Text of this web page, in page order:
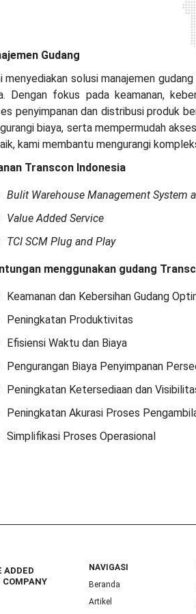
Gudang
menyediakan solusi manajemen
Dengan fokus pada keamanan,
penyimpanan dan distribusi produk
biaya, serta mempermudah
kami membantu mengurangi
Transcon Indonesia
Bulit Warehouse Management System
Value Added Service
TCI SCM Plug and Play
menggunakan gudang
Keamanan dan Kebersihan Gudang
Peningkatan Produktivitas
Efisiensi Waktu dan Biaya
Pengurangan Biaya Penyimpanan
Peningkatan Ketersediaan dan
Peningkatan Akurasi Proses
Simplifikasi Proses Operasional
ADDED
NAVIGASI
Beranda
Artikel